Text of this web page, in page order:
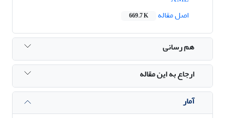
اصل مقاله
669.7 K
هم رسانی
ارجاع به این مقاله
آمار